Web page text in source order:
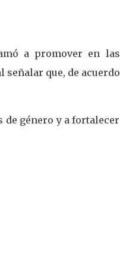
a promover en las
que, de acuerdo
género y a fortalecer